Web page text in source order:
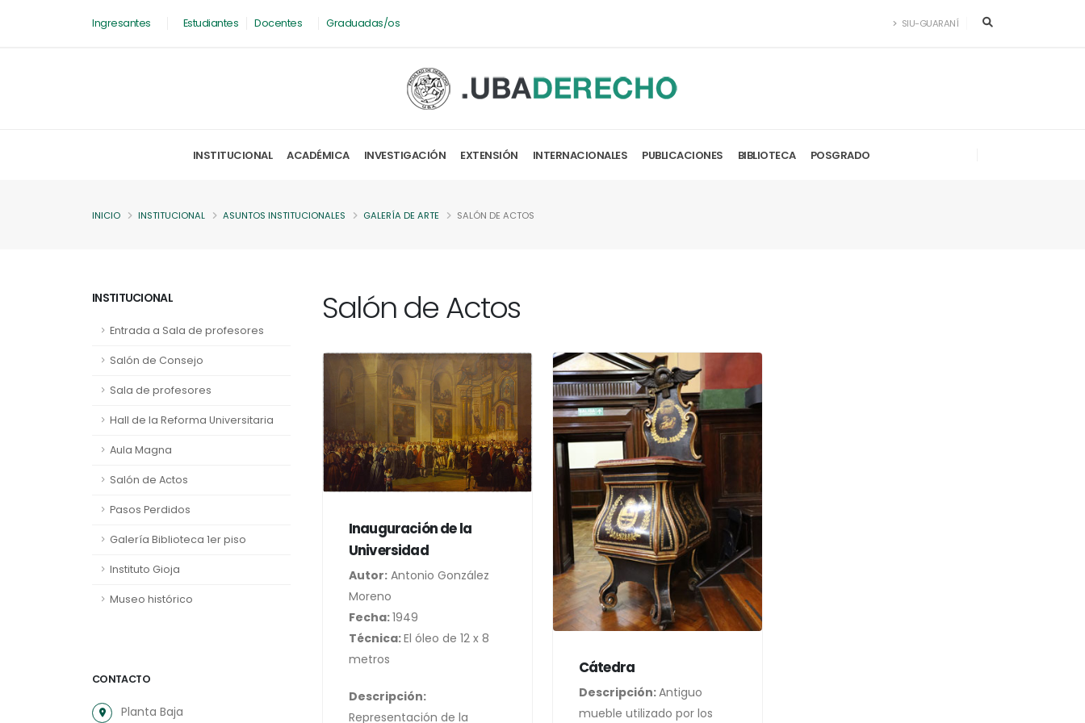
Ingresantes Estudiantes Docentes Graduadas/os SIU-GUARANÍ
INSTITUCIONAL ACADÉMICA INVESTIGACIÓN EXTENSIÓN INTERNACIONALES PUBLICACIONES BIBLIOTECA POSGRADO
INICIO INSTITUCIONAL ASUNTOS INSTITUCIONALES GALERÍA DE ARTE SALÓN DE ACTOS
INSTITUCIONAL
Entrada a Sala de profesores
Salón de Consejo
Sala de profesores
Hall de la Reforma Universitaria
Aula Magna
Salón de Actos
Pasos Perdidos
Galería Biblioteca 1er piso
Instituto Gioja
Museo histórico
CONTACTO
Planta Baja
Salón de Actos
Inauguración de la
Universidad
Autor: Antonio González
Moreno
Fecha:1949
Técnica:El óleo de 12 x 8
metros
Descripción:
Representación de la
Cátedra
Descripción:Antiguo
mueble utilizado por los